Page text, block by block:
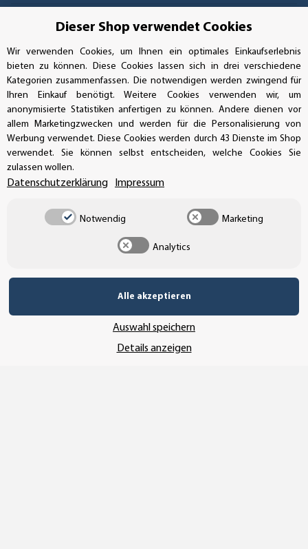
AUFKLEBERDEALER STORE
Handwerkerring 1, D-39326 Wolmirstedt
Bestellungen/Support: +49 (0)39-201-28-98-10
Buchhaltung: +49 (0)39-201-28-98-17
info@aufkleberdealer.de
UNSER AFFILIATE-PROGRAMM
UNSERE ZAHLUNGSARTEN*
Dieser Shop verwendet Cookies
Wir verwenden Cookies, um Ihnen ein optimales Einkaufserlebnis
bieten zu können. Diese Cookies lassen sich in drei verschiedene
Kategorien zusammenfassen. Die notwendigen werden zwingend für
Ihren Einkauf benötigt. Weitere Cookies verwenden wir, um
anonymisierte Statistiken anfertigen zu können. Andere dienen vor
allem Marketingzwecken und werden für die Personalisierung von
Werbung verwendet. Diese Cookies werden durch 43 Dienste im Shop
verwendet. Sie können selbst entscheiden, welche Cookies Sie
zulassen wollen.
Datenschutzerklärung Impressum
Notwendig Marketing
Analytics
Alle akzeptieren
Auswahl speichern
Details anzeigen